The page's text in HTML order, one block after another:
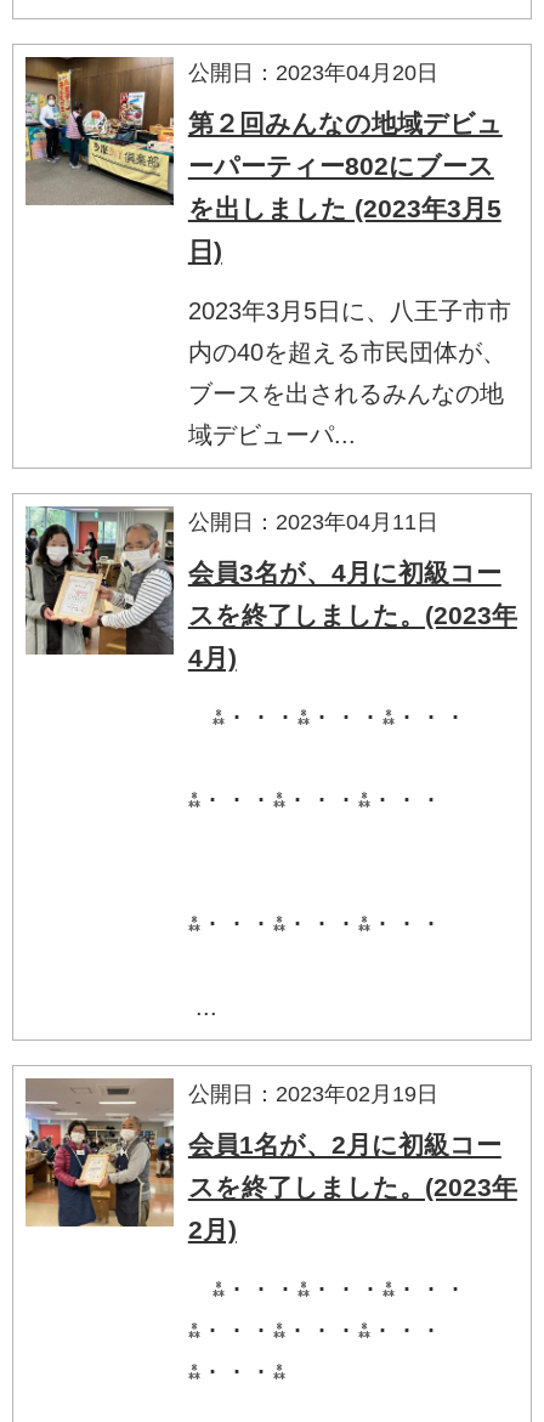
公開日：2023年04月20日
第２回みんなの地域デビュ
ーパーティー802にブース
を出しました (2023年3月5
日)
2023年3月5日に、八王子市市
内の40を超える市民団体が、
ブースを出されるみんなの地
域デビューパ...
公開日：2023年04月11日
会員3名が、4月に初級コー
スを終了しました。(2023年
4月)
⁂・・・⁂・・・⁂・・・
⁂・・・⁂・・・⁂・・・
⁂・・・⁂・・・⁂・・・
...
公開日：2023年02月19日
会員1名が、2月に初級コー
スを終了しました。(2023年
2月)
⁂・・・⁂・・・⁂・・・
⁂・・・⁂・・・⁂・・・
⁂・・・⁂